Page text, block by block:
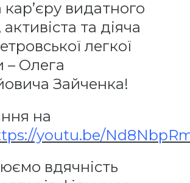
видатного
та діяча
легкої
– Олега
Зайченка!
на
youtu.be/
вдячність